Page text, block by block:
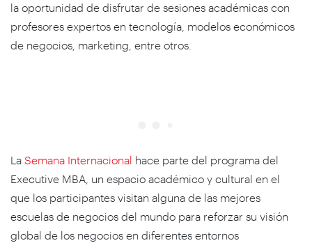
la oportunidad de disfrutar de sesiones académicas con
profesores expertos en tecnología, modelos económicos
de negocios, marketing, entre otros.
La Semana Internacional hace parte del programa del
Executive MBA, un espacio académico y cultural en el
que los participantes visitan alguna de las mejores
escuelas de negocios del mundo para reforzar su visión
global de los negocios en diferentes entornos